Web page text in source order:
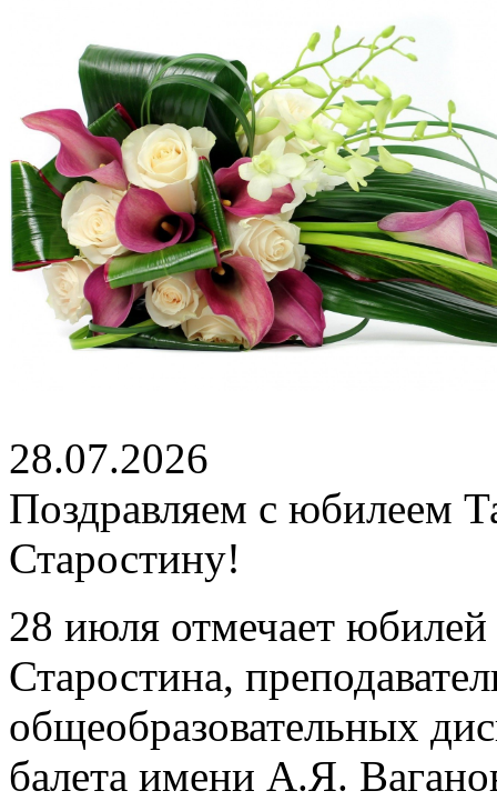
28.07.2026
Поздравляем с юбилеем
Старостину!
28 июля отмечает
Старостина,
общеобразовательных
балета имени А.Я.